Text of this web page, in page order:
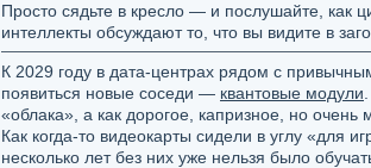
Просто сядьте в кресло — и послушайте, как
интеллекты обсуждают то, что вы видите в
К 2029 году в дата‑центрах рядом с
появиться новые соседи — квантовые модули
«облака», а как дорогое, капризное, но
Как когда‑то видеокарты сидели в углу «для
несколько лет без них уже нельзя было